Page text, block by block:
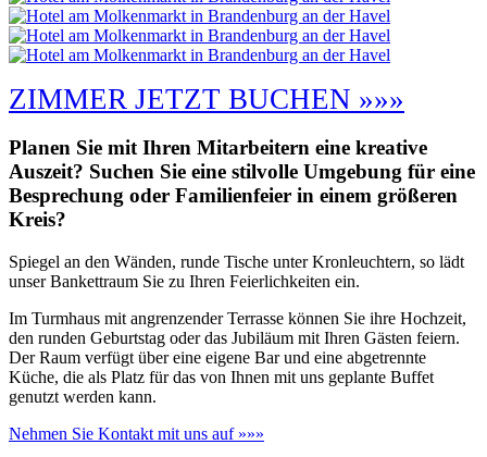
ZIMMER JETZT BUCHEN »»»
Planen Sie mit Ihren Mitarbeitern eine kreative
Auszeit? Suchen Sie eine stilvolle Umgebung für eine
Besprechung oder Familienfeier in einem größeren
Kreis?
Spiegel an den Wänden, runde Tische unter Kronleuchtern, so lädt
unser Bankettraum Sie zu Ihren Feierlichkeiten ein.
Im Turmhaus mit angrenzender Terrasse können Sie ihre Hochzeit,
den runden Geburtstag oder das Jubiläum mit Ihren Gästen feiern.
Der Raum verfügt über eine eigene Bar und eine abgetrennte
Küche, die als Platz für das von Ihnen mit uns geplante Buffet
genutzt werden kann.
Nehmen Sie Kontakt mit uns auf »»»